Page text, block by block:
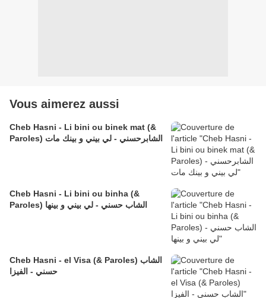
Vous aimerez aussi
Cheb Hasni - Li bini ou binek mat (&
Paroles) الشابرحسني - لي بيني و بينك مات
Cheb Hasni - Li bini ou binha (&
Paroles) الشاب حسني - لي بيني و بينها
Cheb Hasni - el Visa (& Paroles) الشاب
حسني - الفيزا